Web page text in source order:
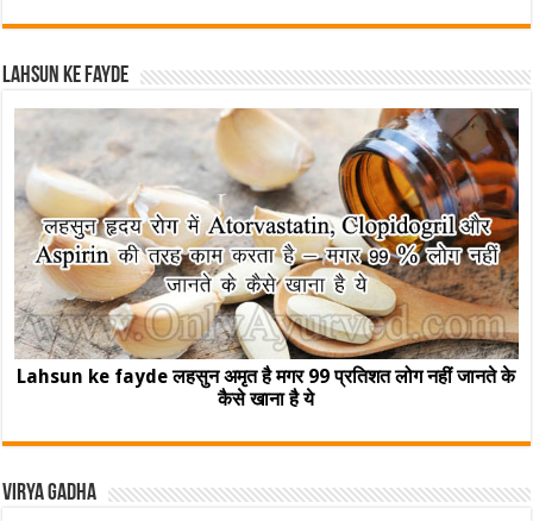
Lahsun ke fayde
Lahsun ke fayde लहसुन अमृत है मगर 99 प्रतिशत लोग नहीं जानते के
कैसे खाना है ये
Virya Gadha